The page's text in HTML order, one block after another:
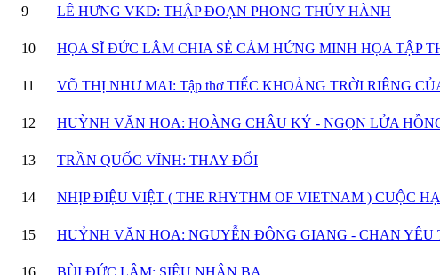
9 LÊ HƯNG VKD: THẬP ĐOẠN PHONG THỦY HÀNH
10 HỌA SĨ ĐỨC LÂM CHIA SẺ CẢM HỨNG MINH HỌA TẬP
11 VÕ THỊ NHƯ MAI: Tập thơ TIẾC KHOẢNG TRỜI RIÊNG
12 HUỲNH VĂN HOA: HOÀNG CHÂU KÝ - NGỌN LỬA
13 TRẦN QUỐC VĨNH: THAY ĐỔI
14 NHỊP ĐIỆU VIỆT ( THE RHYTHM OF VIETNAM ) CUỘC
15 HUỶNH VĂN HOA: NGUYỄN ĐÔNG GIANG - CHAN YÊU
16 BÙI ĐỨC LÂM: SIÊU NHÂN BA